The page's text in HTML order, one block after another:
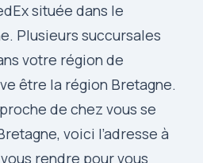
située dans le
Plusieurs succursales
votre région de
être la région Bretagne.
de chez vous se
voici l’adresse à
rendre pour vous